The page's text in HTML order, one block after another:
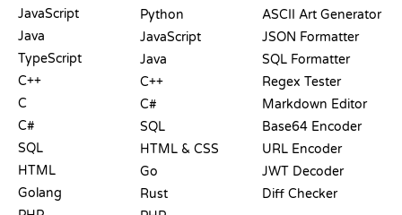
JavaScript
Java
TypeScript
C++
C
C#
SQL
HTML
Golang
Python
JavaScript
Java
C++
C#
SQL
HTML & CSS
Go
Rust
ASCII Art Generator
JSON Formatter
SQL Formatter
Regex Tester
Markdown Editor
Base64 Encoder
URL Encoder
JWT Decoder
Diff Checker